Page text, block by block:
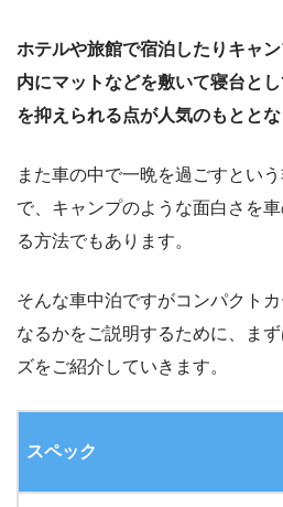
ホテルや旅館で宿泊したりキャ
内にマットなどを敷いて寝台と
を抑えられる点が人気のもととな
また車の中で一晩を過ごすとい
で、キャンプのような面白さを
る方法でもあります。
そんな車中泊ですがコンパクト
なるかをご説明するために、ま
ズをご紹介していきます。
スペック